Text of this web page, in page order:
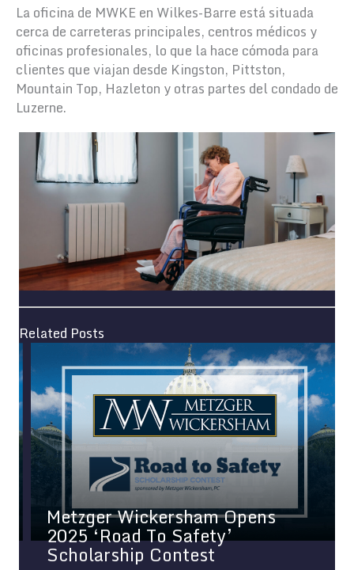
Related Posts
Metzger Wickersham Opens
2025 ‘Road To Safety’
Scholarship Contest
La oficina de MWKE en Wilkes-Barre está situada
cerca de carreteras principales, centros médicos y
oficinas profesionales, lo que la hace cómoda para
clientes que viajan desde Kingston, Pittston,
Mountain Top, Hazleton y otras partes del condado de
Luzerne.